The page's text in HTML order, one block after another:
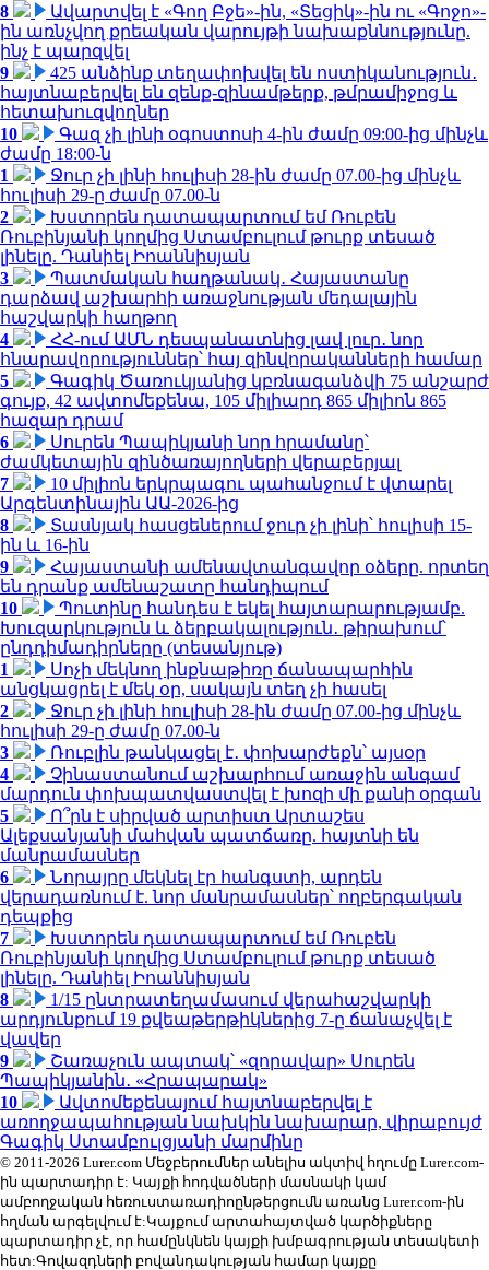
8
Ավարտվել է «Գող Բջե»-ին, «Տեցիկ»-ին ու «Գոջո»-
ին առնչվող քրեական վարույթի նախաքննությունը.
ինչ է պարզվել
9
425 անձինք տեղափոխվել են ոստիկանություն․
հայտնաբերվել են զենք-զինամթերք, թմրամիջոց և
հետախուզվողներ
10
Գազ չի լինի օգոստոսի 4-ին ժամը 09:00-ից մինչև
ժամը 18:00-ն
1
Ջուր չի լինի հուլիսի 28-ին ժամը 07.00-ից մինչև
հուլիսի 29-ը ժամը 07.00-ն
2
Խստորեն դատապարտում եմ Ռուբեն
Ռուբինյանի կողմից Ստամբուլում թուրք տեսած
լինելը. Դանիել Իոաննիսյան
3
Պատմական հաղթանակ․ Հայաստանը
դարձավ աշխարհի առաջնության մեդալային
հաշվարկի հաղթող
4
ՀՀ-ում ԱՄՆ դեսպանատնից լավ լուր․ նոր
հնարավորություններ՝ հայ զինվորականների համար
5
Գագիկ Ծառուկյանից կբռնագանձվի 75 անշարժ
գույք, 42 ավտոմեքենա, 105 միլիարդ 865 միլիոն 865
հազար դրամ
6
Սուրեն Պապիկյանի նոր հրամանը՝
ժամկետային զինծառայողների վերաբերյալ
7
10 միլիոն երկրպագու պահանջում է վտարել
Արգենտինային ԱԱ-2026-ից
8
Տասնյակ հասցեներում ջուր չի լինի՝ հուլիսի 15-
ին և 16-ին
9
Հայաստանի ամենավտանգավոր օձերը. որտեղ
են դրանք ամենաշատը հանդիպում
10
Պուտինը հանդես է եկել հայտարարությամբ.
Խուզարկություն և ձերբակալություն․ թիրախում՝
ընդդիմադիրները (տեսանյութ)
1
Սոչի մեկնող ինքնաթիռը ճանապարհին
անցկացրել է մեկ օր, սակայն տեղ չի հասել
2
Ջուր չի լինի հուլիսի 28-ին ժամը 07.00-ից մինչև
հուլիսի 29-ը ժամը 07.00-ն
3
Ռուբլին թանկացել է․ փոխարժեքն՝ այսօր
4
Չինաստանում աշխարհում առաջին անգամ
մարդուն փոխպատվաստվել է խոզի մի քանի օրգան
5
Ո՞րն է սիրված արտիստ Արտաշես
Ալեքսանյանի մահվան պատճառը. հայտնի են
մանրամասներ
6
Նորայրը մեկնել էր հանգստի, արդեն
վերադառնում է. նոր մանրամասներ՝ ողբերգական
դեպքից
7
Խստորեն դատապարտում եմ Ռուբեն
Ռուբինյանի կողմից Ստամբուլում թուրք տեսած
լինելը. Դանիել Իոաննիսյան
8
1/15 ընտրատեղամասում վերահաշվարկի
արդյունքում 19 քվեաթերթիկներից 7-ը ճանաչվել է
վավեր
9
Շառաչուն ապտակ՝ «զորավար» Սուրեն
Պապիկյանին․ «Հրապարակ»
10
Ավտոմեքենայում հայտնաբերվել է
առողջապահության նախկին նախարար, վիրաբույժ
Գագիկ Ստամբուլցյանի մարմինը
© 2011-2026 Lurer.com Մեջբերումներ անելիս ակտիվ հղումը Lurer.com-
ին պարտադիր է: Կայքի հոդվածների մասնակի կամ
ամբողջական հեռուստառադիոընթերցումն առանց Lurer.com-ին
հղման արգելվում է:Կայքում արտահայտված կարծիքները
պարտադիր չէ, որ համընկնեն կայքի խմբագրության տեսակետի
հետ:Գովազդների բովանդակության համար կայքը